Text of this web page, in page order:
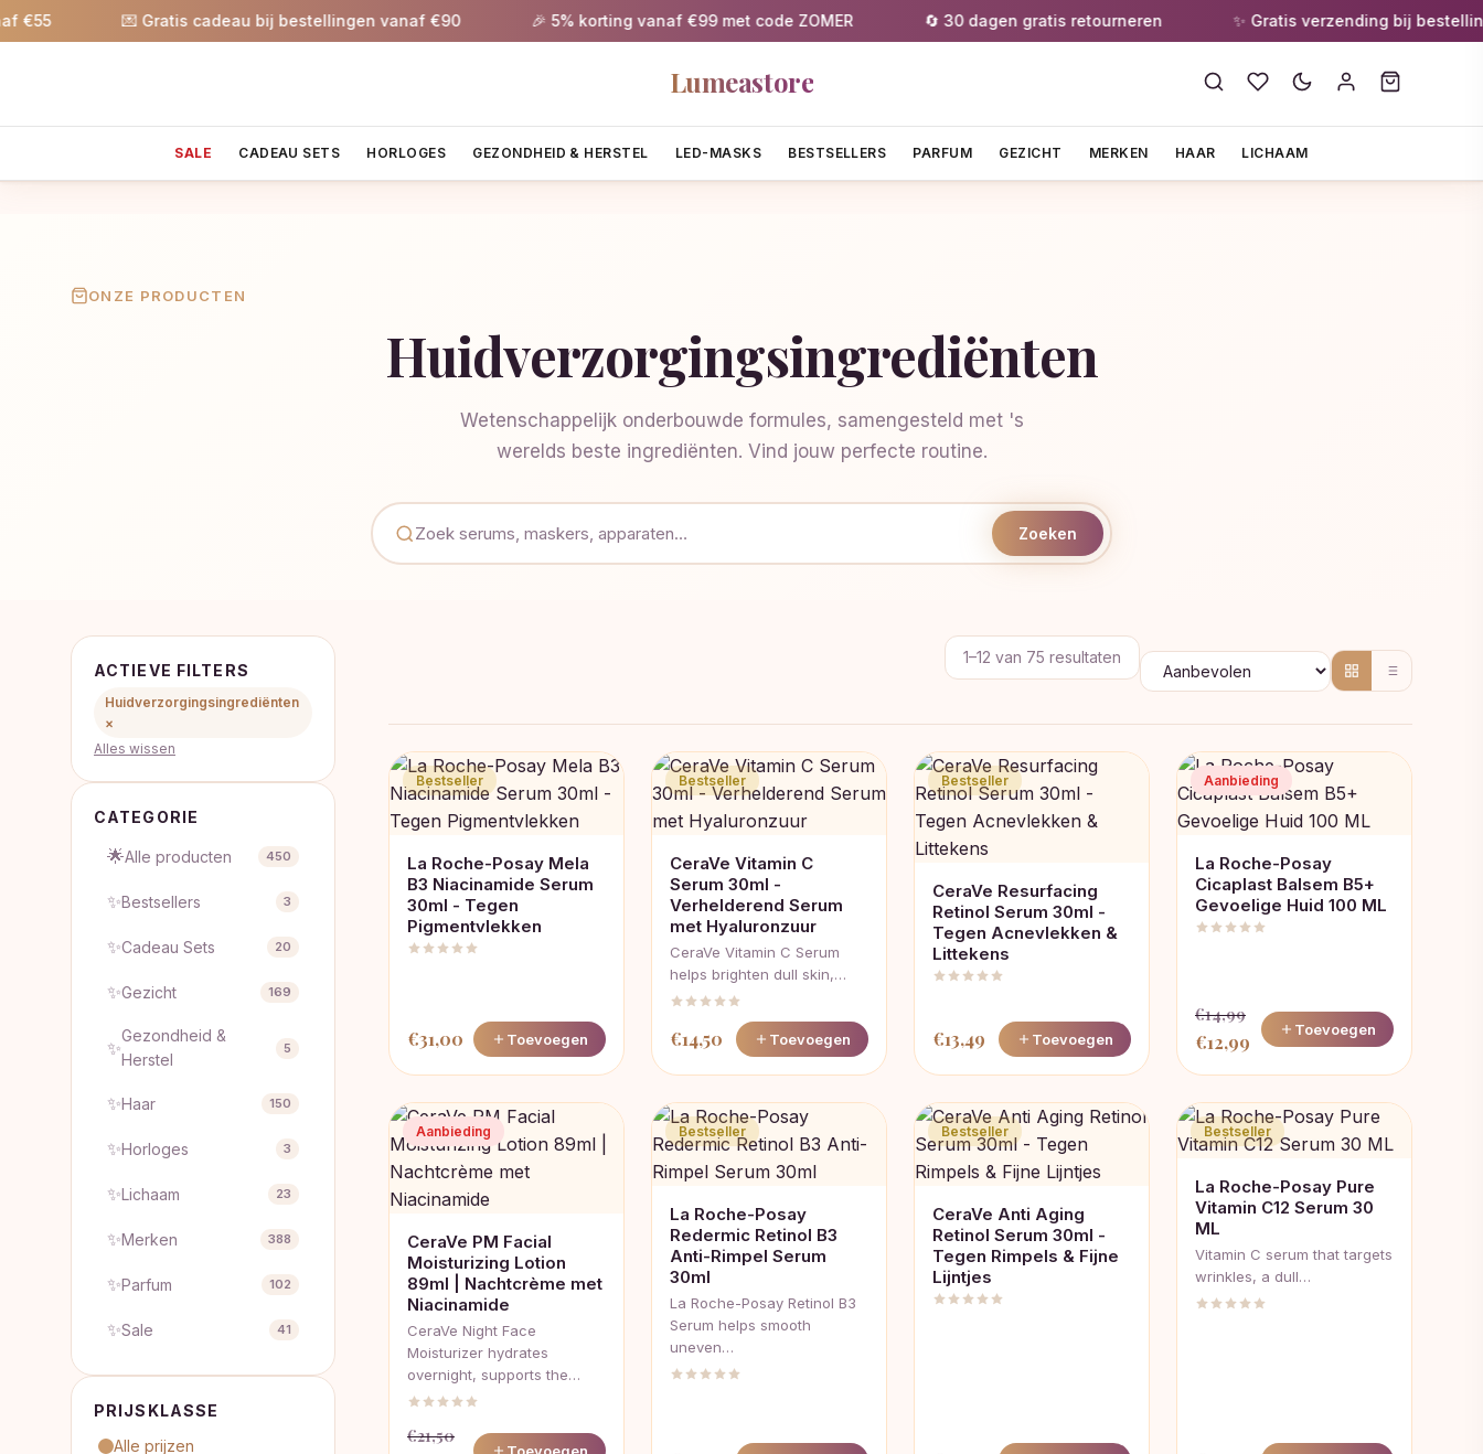
💌 Gratis cadeau bij bestellingen vanaf €90 🎉 5% korting vanaf €99 met code ZOMER 🔄 30 dagen gratis retourneren ✨ Gratis verzending bij
Lumeastore
SALE CADEAU SETS HORLOGES GEZONDHEID & HERSTEL LED-MASKS BESTSELLERS PARFUM GEZICHT MERKEN HAAR LICHAAM
ONZE PRODUCTEN
Huidverzorgingsingrediënten
Wetenschappelijk onderbouwde formules, samengesteld met 's
werelds beste ingrediënten. Vind jouw perfecte routine.
Zoeken
ACTIEVE FILTERS
Huidverzorgingsingrediënten
×
Alles wissen
CATEGORIE
🌟Alle producten 450
✨Bestsellers 3
✨Cadeau Sets 20
✨Gezicht 169
✨
Gezondheid &
Herstel
5
✨Haar 150
✨Horloges 3
✨Lichaam 23
✨Merken 388
✨Parfum 102
✨Sale 41
PRIJSKLASSE
Alle prijzen
1–12 van 75 resultaten Gesorteerd
op
Bestseller
La Roche-Posay Mela
B3 Niacinamide Serum
30ml - Tegen
Pigmentvlekken
€31,00 Toevoegen
Bestseller
CeraVe Vitamin C
Serum 30ml -
Verhelderend Serum
met Hyaluronzuur
CeraVe Vitamin C Serum
helps brighten dull skin,…
€14,50 Toevoegen
Bestseller
CeraVe Resurfacing
Retinol Serum 30ml -
Tegen Acnevlekken &
Littekens
€13,49 Toevoegen
Aanbieding
La Roche-Posay
Cicaplast Balsem B5+
Gevoelige Huid 100 ML
€14,99
Oorspronkelijke
prijs
€14,99.
€12,99 Huidige
€12,99.
Toevoegen
Aanbieding
CeraVe PM Facial
Moisturizing Lotion
89ml | Nachtcrème met
Niacinamide
CeraVe Night Face
Moisturizer hydrates
overnight, supports the…
€21,50
Toevoegen
Bestseller
La Roche-Posay
Redermic Retinol B3
Anti-Rimpel Serum
30ml
La Roche-Posay Retinol B3
Serum helps smooth
uneven…
Bestseller
CeraVe Anti Aging
Retinol Serum 30ml -
Tegen Rimpels & Fijne
Lijntjes
Bestseller
La Roche-Posay Pure
Vitamin C12 Serum 30
ML
Vitamin C serum that targets
wrinkles, a dull…